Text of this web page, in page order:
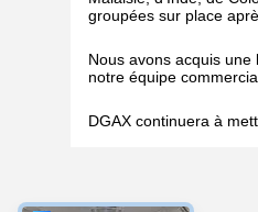
groupées sur place
Nous avons acquis
notre équipe
DGAX continuera à